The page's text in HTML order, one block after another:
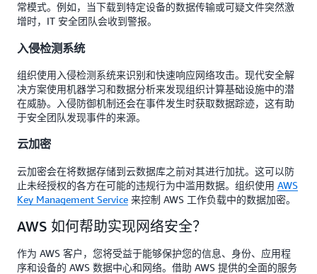
常模式。例如，当下载到特定设备的数据传输或可疑文件突然激
增时，IT 安全团队会收到警报。
入侵检测系统
组织使用入侵检测系统来识别和快速响应网络攻击。现代安全解
决方案使用机器学习和数据分析来发现组织计算基础设施中的潜
在威胁。入侵防御机制还会在事件发生时获取数据踪迹，这有助
于安全团队发现事件的来源。
云加密
云加密会在将数据存储到云数据库之前对其进行加扰。这可以防
止未经授权的各方在可能的违规行为中滥用数据。组织使用 AWS
Key Management Service 来控制 AWS 工作负载中的数据加密。
AWS 如何帮助实现网络安全？
作为 AWS 客户，您将受益于能够保护您的信息、身份、应用程
序和设备的 AWS 数据中心和网络。借助 AWS 提供的全面的服务